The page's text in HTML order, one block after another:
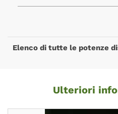
Elenco di tutte le potenze
Ulteriori